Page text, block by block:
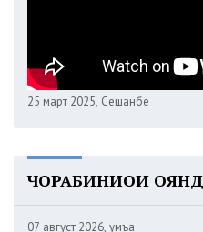
25 март 2025, Сешанбе
ЧОРАБИНИҲОИ
07 август 2026, Ҷумъа